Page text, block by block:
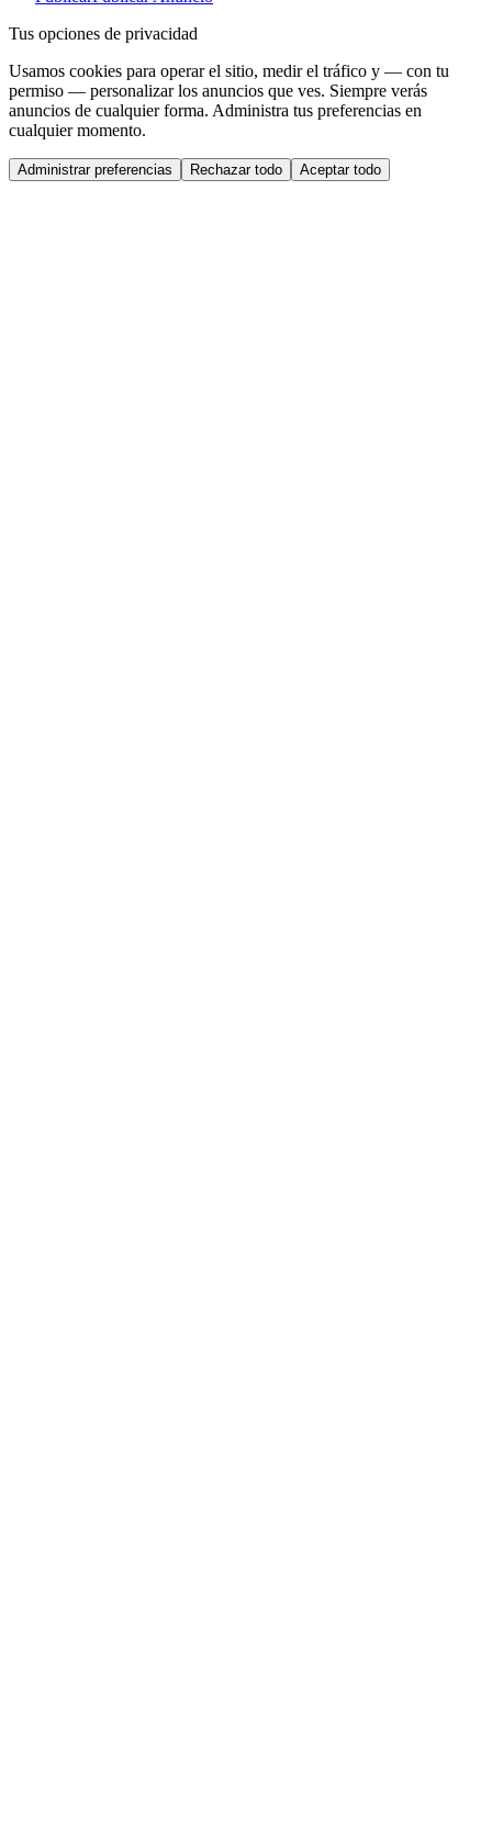
Tus opciones de privacidad
Usamos cookies para operar el sitio, medir el tráfico y — con tu
permiso — personalizar los anuncios que ves. Siempre verás
anuncios de cualquier forma. Administra tus preferencias en
cualquier momento.
Administrar preferencias Rechazar todo Aceptar todo